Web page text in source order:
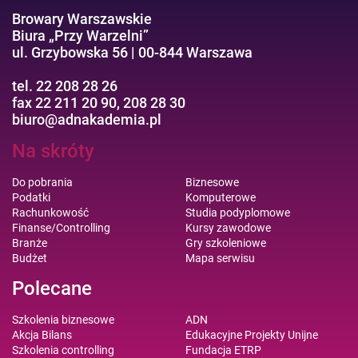
Browary Warszawskie
Biura „Przy Warzelni”
ul. Grzybowska 56 | 00-844 Warszawa
tel. 22 208 28 26
fax 22 211 20 90, 208 28 30
biuro@adnakademia.pl
Na skróty
Do pobrania
Podatki
Rachunkowość
Finanse/Controlling
Branże
Budżet
Biznesowe
Komputerowe
Studia podyplomowe
Kursy zawodowe
Gry szkoleniowe
Mapa serwisu
Polecane
Szkolenia biznesowe
Akcja Bilans
Szkolenia controlling
ADN
Edukacyjne Projekty Unijne
Fundacja ETRP